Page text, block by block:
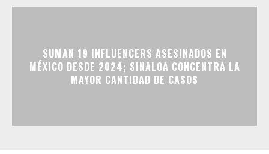
SUMAN 19 INFLUENCERS ASESINADOS EN
MÉXICO DESDE 2024; SINALOA CONCENTRA LA
MAYOR CANTIDAD DE CASOS